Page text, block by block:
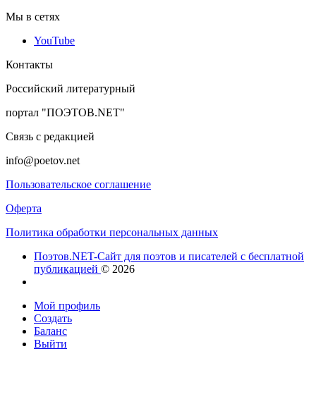
Мы в сетях
YouTube
Контакты
Российский литературный
портал "ПОЭТОВ.NET"
Связь с редакцией
info@poetov.net
Пользовательское соглашение
Оферта
Политика обработки персональных данных
Поэтов.NET-Сайт для поэтов и писателей с бесплатной
публикацией © 2026
Мой профиль
Создать
Баланс
Выйти